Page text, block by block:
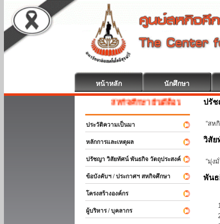
หน้าหลัก นักศึกษา
สหกิจศึกษา ยินดีต้อนรับ
ประวัติความเป็นมา
หลักการและเหตุผล
ปรัชญา วิสัยทัศน์ พันธกิจ วัตถุประสงค์
ข้อบังคับฯ / ประกาศฯ สหกิจศึกษา
โครงสร้างองค์กร
ผู้บริหาร / บุคลากร
ปรั
“สห
วิสัย
“มุ่ง
พัน